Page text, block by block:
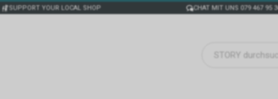
SUPPORT YOUR LOCAL SHOP CHAT MIT UNS 079 467 95